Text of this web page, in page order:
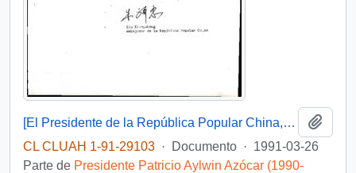
[El Presidente de la República Popular China, hace entrega de mil unidades de bicicletas]
CL CLUAH 1-91-29103 · Documento · 1991-03-26
Parte de Presidente Patricio Aylwin Azócar (1990-